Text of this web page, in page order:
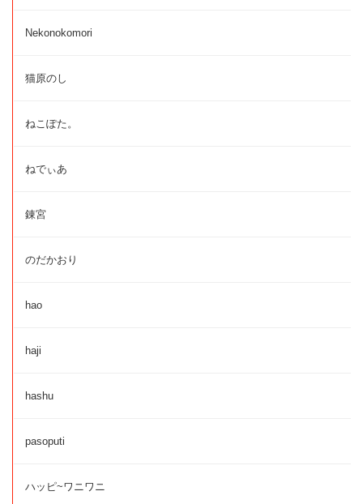
Nekonokomori
猫原のし
ねこぽた。
ねでぃあ
錬宮
のだかおり
hao
haji
hashu
pasoputi
ハッピ~ワニワニ